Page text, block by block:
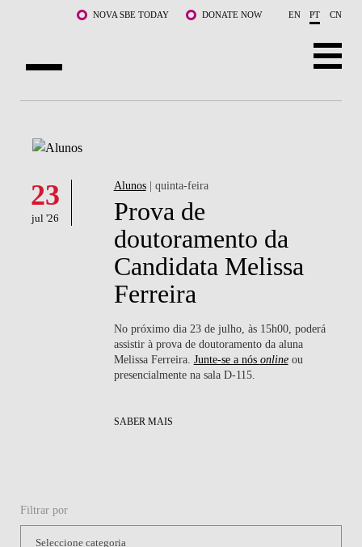
Saltar para o conteúdo principalNOVA SBE TODAY DONATE NOW EN PT CN
CURSOS
DOCENTES E INVESTIGAÇÃO
COMUNIDADE
LIFE AT NOVA SBE
WHAT'S HAPPENING
23
jul '26
Alunos| quinta-feira
Prova de
doutoramento da
Candidata Melissa
Ferreira
No próximo dia 23 de julho, às 15h00, poderá
assistir à prova de doutoramento da aluna
Melissa Ferreira. Junte-se a nós onlineou
presencialmente na sala D-115.
SABER MAIS
Filtrar por